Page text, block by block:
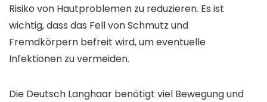
Risiko von Hautproblemen zu reduzieren. Es ist
wichtig, dass das Fell von Schmutz und
Fremdkörpern befreit wird, um eventuelle
Infektionen zu vermeiden.
Die Deutsch Langhaar benötigt viel Bewegung und